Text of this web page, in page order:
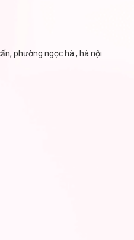
phường ngọc hà , hà nội